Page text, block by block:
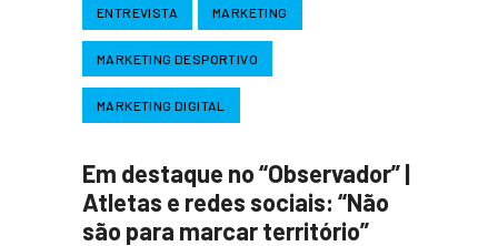
ENTREVISTA MARKETING
MARKETING DESPORTIVO
MARKETING DIGITAL
Em destaque no “Observador” |
Atletas e redes sociais: “Não
são para marcar território”